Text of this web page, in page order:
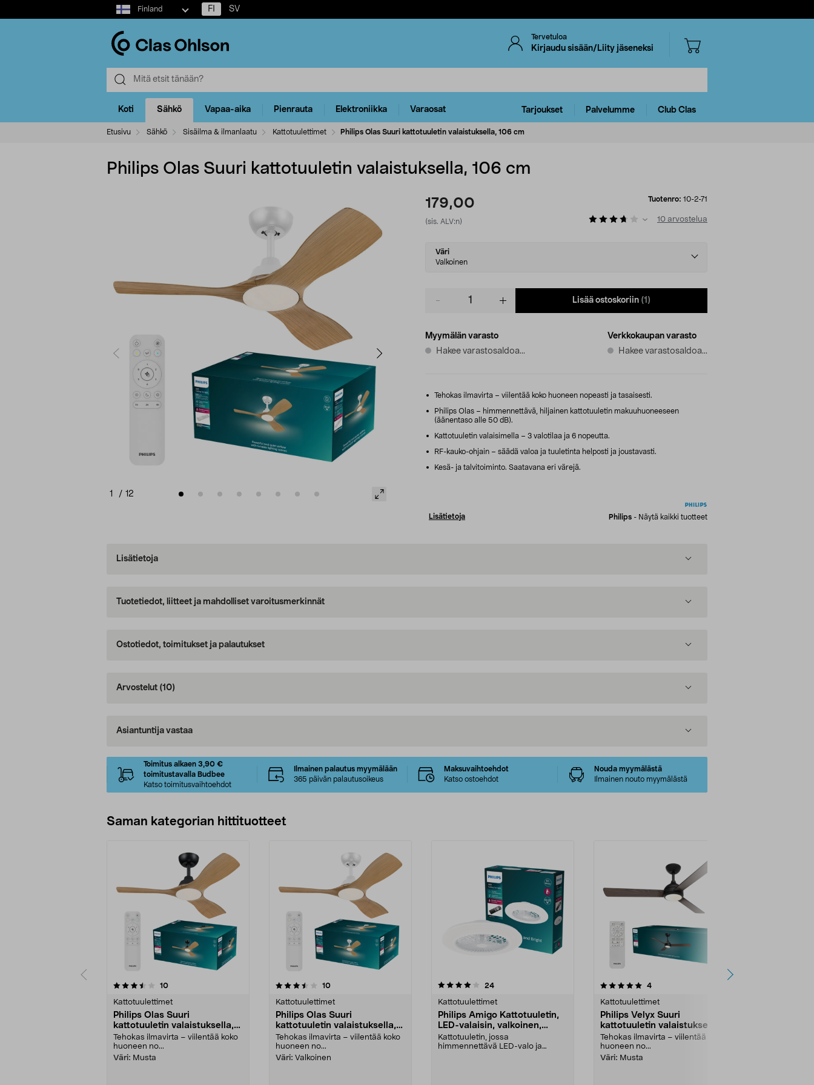
Select
market
Finland FI SV
Tervetuloa
Kirjaudu sisään/Liity jäseneksi
Koti Sähkö Vapaa-aika Pienrauta Elektroniikka Varaosat Tarjoukset Palvelumme Club Clas
Etusivu Sähkö Sisäilma & ilmanlaatu Kattotuulettimet Philips Olas Suuri kattotuuletin valaistuksella, 106 cm
Philips Olas Suuri kattotuuletin valaistuksella, 106 cm
1 / 12
179,00
(sis. ALV:n)
Tuotenro: 10-2-71
10 arvostelua
Select
variant
Väri
Valkoinen
Lisää ostoskoriin (1)
Myymälän varasto
Hakee varastosaldoa...
Verkkokaupan varasto
Hakee varastosaldoa...
Tehokas ilmavirta – viilentää koko huoneen nopeasti ja tasaisesti.
Philips Olas – himmennettävä, hiljainen kattotuuletin makuuhuoneeseen
(äänentaso alle 50 dB).
Kattotuuletin valaisimella – 3 valotilaa ja 6 nopeutta.
RF-kauko-ohjain – säädä valoa ja tuuletinta helposti ja joustavasti.
Kesä- ja talvitoiminto. Saatavana eri värejä.
Lisätietoja Philips - Näytä kaikki tuotteet
Lisätietoja
Tuotetiedot, liitteet ja mahdolliset varoitusmerkinnät
Ostotiedot, toimitukset ja palautukset
Arvostelut (10)
Asiantuntija vastaa
Toimitus alkaen 3,90 €
toimitustavalla Budbee
Katso toimitusvaihtoehdot
Ilmainen palautus myymälään
365 päivän palautusoikeus
Maksuvaihtoehdot
Katso ostoehdot
Nouda myymälästä
Ilmainen nouto myymälästä
Saman kategorian hittituotteet
10arvostelut
Kattotuulettimet
Philips Olas Suuri
kattotuuletin valaistuksella,
106 cm
Tehokas ilmavirta – viilentää koko
huoneen no...
Väri: Musta
3.5 viidestä
10arvostelut
Kattotuulettimet
Philips Olas Suuri
kattotuuletin valaistuksella,
106 cm
Tehokas ilmavirta – viilentää koko
huoneen no...
Väri: Valkoinen
4.0 viidestä
24arvostelut
Kattotuulettimet
Philips Amigo Kattotuuletin,
LED-valaisin, valkoinen,
himmennettävä
Kattotuuletin, jossa
himmennettävä LED-valo ja
5.0 viidestä
4arvostelut
Kattotuulettimet
Philips Velyx Suuri
kattotuuletin valaistuksella,
132 cm
Tehokas ilmavirta – viilentää koko
huoneen no...
Väri: Musta
5.0 viidestä